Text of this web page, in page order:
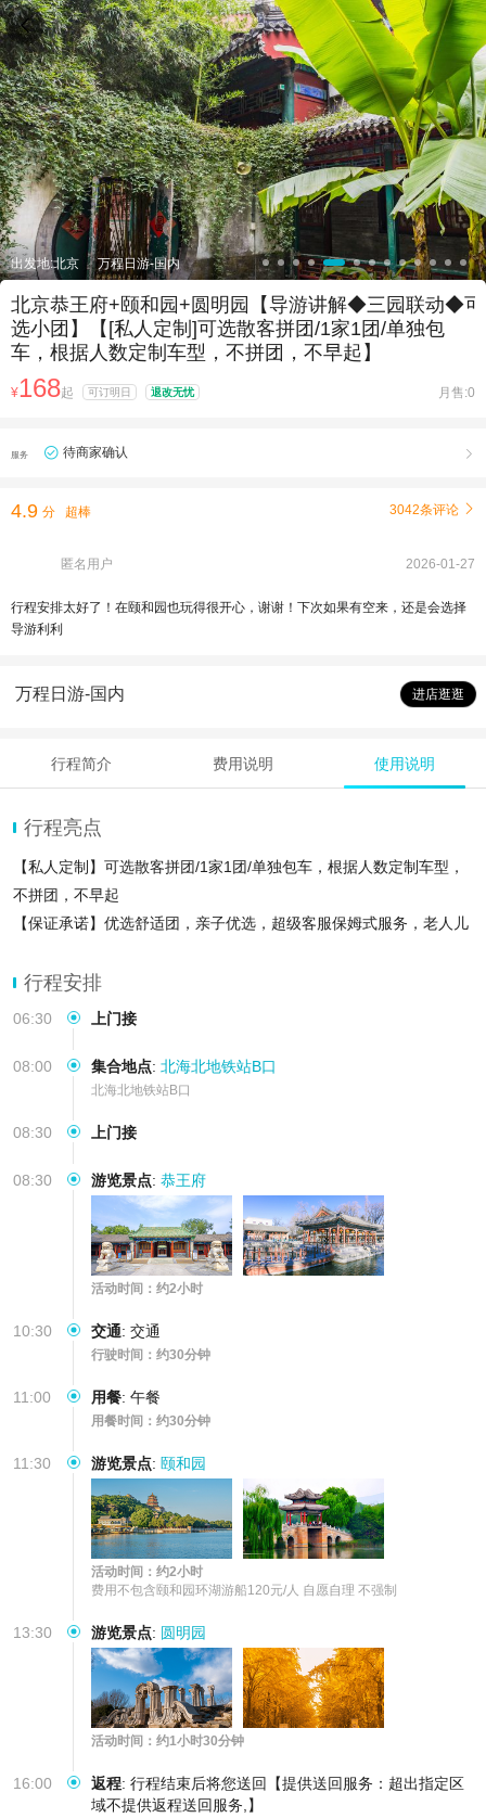
出发地:北京 万程日游-国内
北京恭王府+颐和园+圆明园【导游讲解◆三园联动◆可
选小团】【[私人定制]可选散客拼团/1家1团/单独包
车，根据人数定制车型，不拼团，不早起】
¥168起 可订明日 退改无忧 月售:0
服务 待商家确认 
4.9 分 超棒 3042条评论 
匿名用户 2026-01-27
行程安排太好了！在颐和园也玩得很开心，谢谢！下次如果有空来，还是会选择
导游利利
万程日游-国内 进店逛逛
行程简介 费用说明 使用说明
行程亮点
【私人定制】可选散客拼团/1家1团/单独包车，根据人数定制车型，
不拼团，不早起
【保证承诺】优选舒适团，亲子优选，超级客服保姆式服务，老人儿
【深度参观】无走马观花，感受三分看七分听的魅力，好评如潮，舒
适空调旅游巴士全程陪同
行程安排
06:30 上门接
08:00 集合地点: 北海北地铁站B口
北海北地铁站B口
08:30 上门接
08:30 游览景点: 恭王府
活动时间：约2小时
10:30 交通: 交通
行驶时间：约30分钟
11:00 用餐: 午餐
用餐时间：约30分钟
11:30 游览景点: 颐和园
活动时间：约2小时
费用不包含颐和园环湖游船120元/人 自愿自理 不强制
13:30 游览景点: 圆明园
活动时间：约1小时30分钟
16:00 返程: 行程结束后将您送回【提供送回服务：超出指定区
域不提供返程送回服务,】
